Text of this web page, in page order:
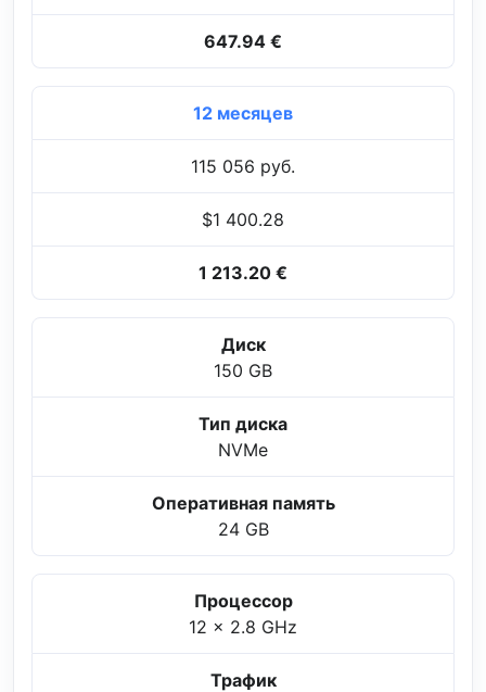
647.94 €
12 месяцев
115 056 руб.
$1 400.28
1 213.20 €
Диск
150 GB
Тип диска
NVMe
Оперативная память
24 GB
Процессор
12 x 2.8 GHz
Трафик